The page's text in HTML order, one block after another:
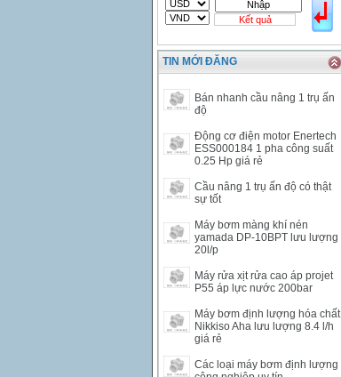
SGD
16755.29
17427.08
THB
666.2
786.99
CAD
17223.74
18058.21
CHF
23161.62
24283.77
INR
0
340.14
KWD
0
79758.97
MYR
0
NOK
0
2658.47
RMB
RUB
0
418.79
SAR
0
6457
Kết quả
TIN MỚI ĐĂNG
Bán nhanh cầu nâng 1 trụ ấn
độ
Động cơ điện motor Enertech
ESS000184 1 pha công suất
0.25 Hp giá rẻ
Cầu nâng 1 trụ ấn độ có thật
sự tốt
Máy bơm màng khí nén
yamada DP-10BPT lưu lượng
20l/p
Máy rửa xịt rửa cao áp projet
P55 áp lực nước 200bar
Máy bơm định lượng hóa chất
Nikkiso Aha lưu lượng 8.4 l/h
giá rẻ
Các loại máy bơm định lượng